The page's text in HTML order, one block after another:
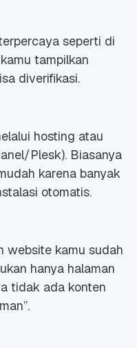
seperti di
tampilkan
diverifikasi.
hosting atau
Plesk). Biasanya
karena banyak
otomatis.
website kamu sudah
hanya halaman
tidak ada konten